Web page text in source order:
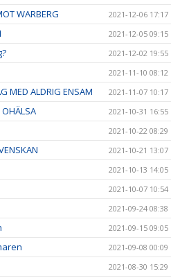
WARBERG 2021-12-06 17:17
2021-12-05 09:15
2021-12-02 19:55
2021-11-10 08:12
MED ALDRIG ENSAM 2021-11-07 10:17
2021-10-31 16:55
2021-10-22 08:29
2021-10-21 13:07
2021-10-13 14:05
2021-10-07 10:54
2021-09-24 08:38
2021-09-15 09:05
2021-09-08 00:09
2021-08-30 15:29